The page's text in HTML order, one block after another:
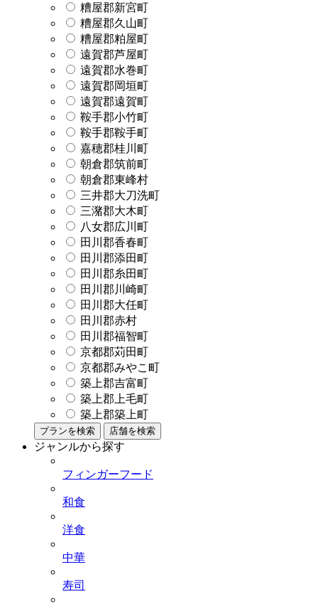
糟屋郡新宮町
糟屋郡久山町
糟屋郡粕屋町
遠賀郡芦屋町
遠賀郡水巻町
遠賀郡岡垣町
遠賀郡遠賀町
鞍手郡小竹町
鞍手郡鞍手町
嘉穂郡桂川町
朝倉郡筑前町
朝倉郡東峰村
三井郡大刀洗町
三潴郡大木町
八女郡広川町
田川郡香春町
田川郡添田町
田川郡糸田町
田川郡川崎町
田川郡大任町
田川郡赤村
田川郡福智町
京都郡苅田町
京都郡みやこ町
築上郡吉富町
築上郡上毛町
築上郡築上町
プランを検索 店舗を検索
ジャンルから探す
フィンガーフード
和食
洋食
中華
寿司